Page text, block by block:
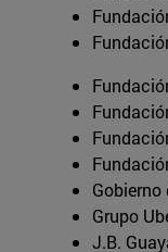
Gobierno
Grupo
J.B.